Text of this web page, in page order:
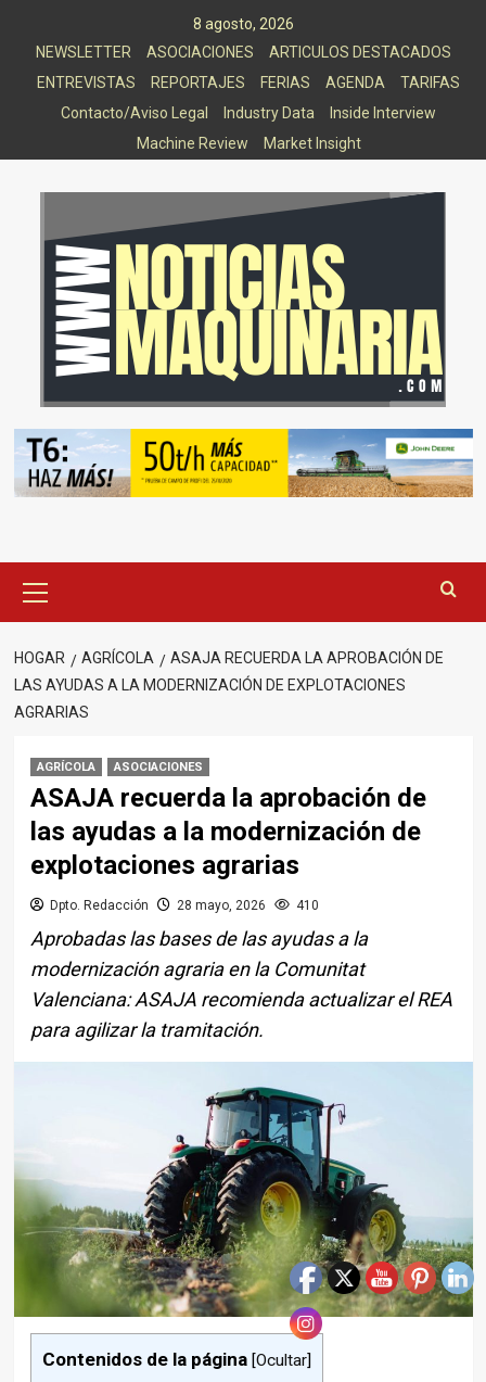
8 agosto, 2026
NEWSLETTER
ASOCIACIONES
ARTICULOS DESTACADOS
ENTREVISTAS
REPORTAJES FERIAS AGENDA
TARIFAS
Contacto/Aviso Legal
Industry Data
Inside Interview
Machine Review
Market Insight
principal
HOGAR AGRÍCOLA
ASAJA RECUERDA LA APROBACIÓN DE
LAS AYUDAS A LA MODERNIZACIÓN DE EXPLOTACIONES
AGRARIAS
AGRÍCOLA ASOCIACIONES
ASAJA recuerda la aprobación de
las ayudas a la modernización de
explotaciones agrarias
Dpto. Redacción 28 mayo, 2026 410
Aprobadas las bases de las ayudas a la
modernización agraria en la Comunitat
Valenciana: ASAJA recomienda actualizar el REA
para agilizar la tramitación.
Contenidos de la página [Ocultar]